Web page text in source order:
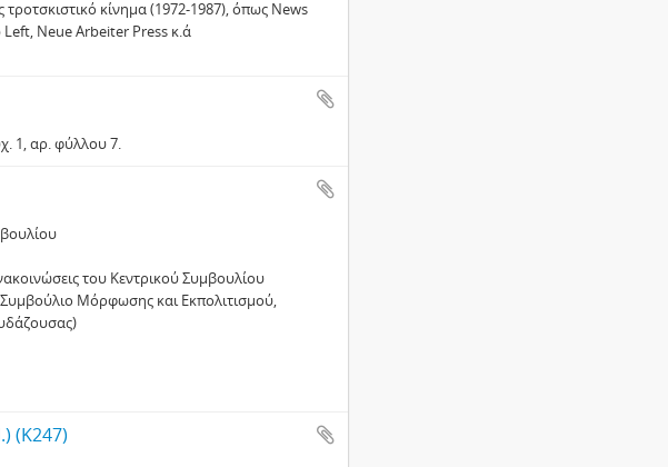
κίνηµα (1972-1987), όπως News
Neue Arbeiter Press κ.ά
1, αρ. φύλλου 7.
του Κεντρικού Συµβουλίου
Μόρφωσης και Εκπολιτισµού,
(Κ247)